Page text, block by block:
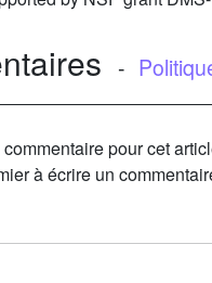
-
pour cet
à écrire un